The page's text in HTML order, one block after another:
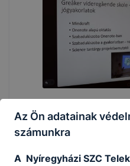
Az Ön adatainak
számunkra
A Nyíregyházi SZC